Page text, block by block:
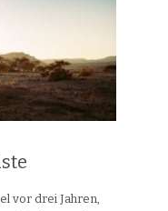
vor drei Jahren,